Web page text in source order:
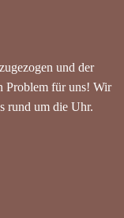
und der
Problem für uns! Wir
rund um die Uhr.